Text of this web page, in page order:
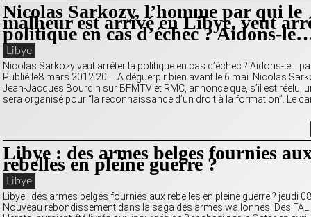
Nicolas Sarkozy, l’homme par qui le
malheur est arrivé en Libye, veut
politique en cas d’échec ? Aidons-
Libye
Nicolas Sarkozy veut arrêter la politique en cas d’échec ? Aidons-le…
Publié le8 mars 2012 20 ….A déguerpir bien avant le 6 mai. Nicolas
Jean-Jacques Bourdin sur BFMTV et RMC, annonce que, s’il est réelu,
sera organisé pour “la reconnaissance d’un droit à la formation”. Le
Libye : des armes belges fournies
rebelles en pleine guerre ?
Libye
Libye : des armes belges fournies aux rebelles en pleine guerre ? jeudi
Nouveau rebondissement dans la saga des armes wallonnes. Des FAL